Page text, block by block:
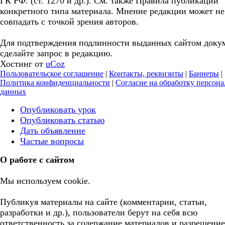
конкретного типа материала. Мнение редакции может не
совпадать с точкой зрения авторов.
Для подтверждения подлинности выданных сайтом
сделайте запрос в редакцию.
Хостинг от uCoz
Пользовательское соглашение | Контакты, реквизиты | Баннеры |
Политика конфиденциальности | Согласие на обработку
данных
Опубликовать урок
Опубликовать статью
Дать объявление
Частые вопросы
О работе с сайтом
Мы используем cookie.
Публикуя материалы на сайте (комментарии, статьи,
разработки и др.), пользователи берут на себя всю
ответственность за содержание материалов и разрешение